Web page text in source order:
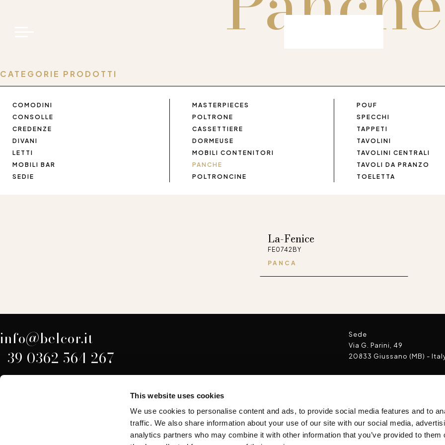
This website uses cookies
We use cookies to personalise content and ads, to provide social media features and to
traffic. We also share information about your use of our site with our social media,
analytics partners who may combine it with other information that you’ve provided to them
FaceBook
Instagram
Pinterest
WeChat
CATEGORIE PRODOTTI
COMODINI
CONSOLLE
CREDENZE
DIVANI
LETTI
MOBILI BAR
SEDIE
MASTERPIECES
POLTRONE
CASSETTIERE
DORMEUSE
MOBILI CONTENITORI
PANCHE
POLTRONCINE
POUF
SPECCHI
TAPPETI
TAVOLINI
TAVOLINI CENTRALI
TAVOLI DA PRANZO
TOELETTA
La-Fenice
FE0742BY
PANCA
info@belcor.it
+39 0362 564 267
La tua e-mail
Sede
Via G. Parini, 49
20833 Giussano (MB) -
BelCor Interiors srl
P.I. 06024630961
Cap. Soc. € 50.000 i.v.